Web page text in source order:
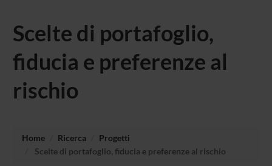
Scelte di portafoglio,
fiducia e preferenze al
rischio
Home Ricerca
Progetti
Scelte di portafoglio, fiducia e preferenze al rischio